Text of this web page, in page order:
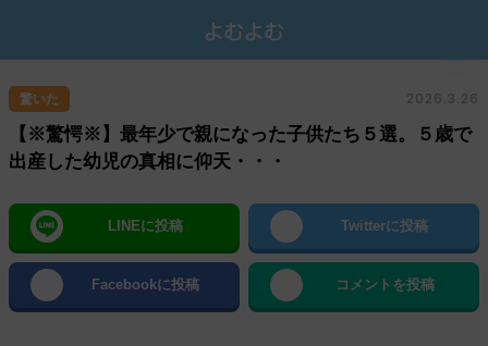
驚いた 2026.3.26
【※驚愕※】最年少で親になった子供たち５選。５歳で
出産した幼児の真相に仰天・・・
LINEに投稿 Twitterに投稿
Facebookに投稿 コメントを投稿